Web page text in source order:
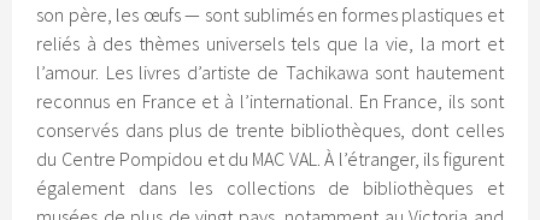
son père, les œufs — sont sublimés en formes plastiques et
reliés à des thèmes universels tels que la vie, la mort et
l’amour. Les livres d’artiste de Tachikawa sont hautement
reconnus en France et à l’international. En France, ils sont
conservés dans plus de trente bibliothèques, dont celles
du Centre Pompidou et du MAC VAL. À l’étranger, ils figurent
également dans les collections de bibliothèques et